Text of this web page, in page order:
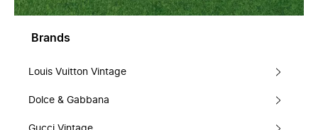
Brands
Louis Vuitton Vintage
Dolce & Gabbana